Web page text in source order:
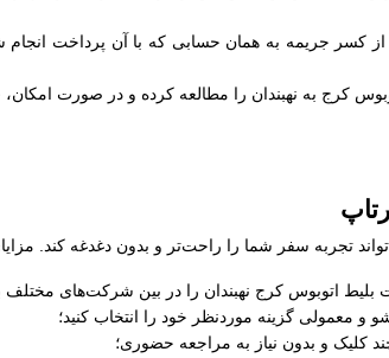
از کسر جریمه به همان حسابی که با آن پرداخت
کرج به نهبندان را مطالعه کرده و در صورت امکان،
تجربه سفر شما را راحت‌تر و بدون دغدغه کند.
اتوبوس کرج نهبندان را در بین شرکت‌های مختلف
کلیک و بدون نیاز به مراجعه حضوری؛